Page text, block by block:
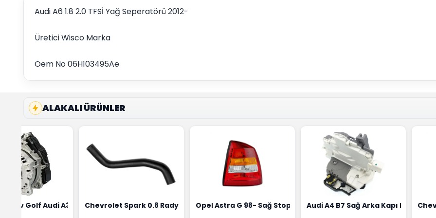
Audi A6 1.8 2.0 TFSİ Yağ Seperatörü 2012-
Üretici Wisco Marka
Oem No 06H103495Ae
ALAKALI ÜRÜNLER
Bosch Marka 1628HN-0258010081
Wv Golf Audi A3 Şarj Alternatörü Valeo Marka 05E903018G
Chevrolet Spark 0.8 Radyatör Üst Hortumu Rapro Marka 96591464
Opel Astra G 98- Sağ Stop Lambası Depo Marka 6223020
Audi A4 B7 Sağ Arka Kapı Kilit